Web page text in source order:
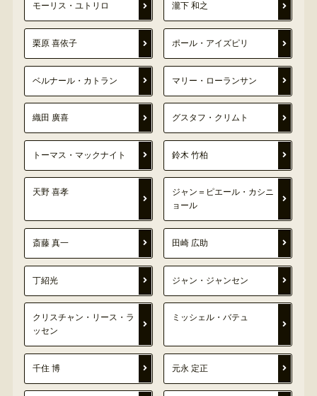
モーリス・ユトリロ 瀧下 和之
栗原 喜依子 ポール・アイズピリ
ベルナール・カトラン マリー・ローランサン
織田 廣喜 グスタフ・クリムト
トーマス・マックナイト 鈴木 竹柏
天野 喜孝
ジャン＝ピエール・カシニ
ョール
斎藤 真一 田崎 広助
丁紹光 ジャン・ジャンセン
クリスチャン・リース・ラ
ッセン
ミッシェル・バテュ
千住 博 元永 定正